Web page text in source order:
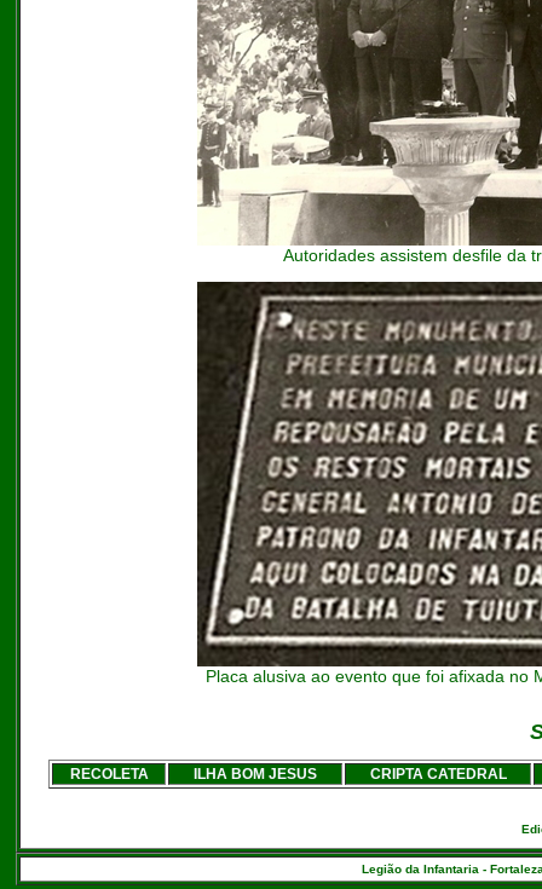
Autoridades assistem desfile da
Placa alusiva ao evento que foi afixada no
RECOLETA ILHA BOM JESUS CRIPTA CATEDRAL
Legião da Infantaria -